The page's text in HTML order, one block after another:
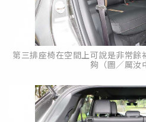
第三排座椅在空間上可說是非常餘
夠（圖／厲汝